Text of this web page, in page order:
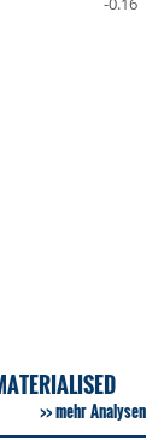
mehr Analysen